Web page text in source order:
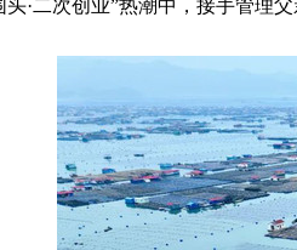
·二次创业”热潮中，接手管理